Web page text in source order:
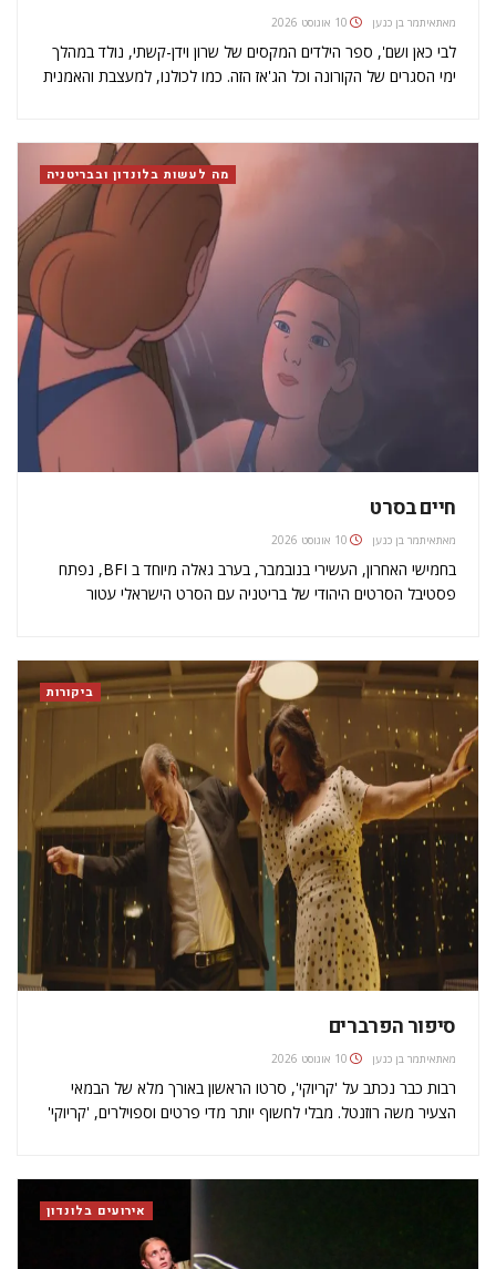
מאתאיתמר בן כנען 10 אוגוסט 2026
לבי כאן ושם', ספר הילדים המקסים של שרון וידן-קשתי, נולד במהלך
ימי הסגרים של הקורונה וכל הג'אז הזה. כמו לכולנו, למעצבת והאמנית
מה לעשות בלונדון ובבריטניה
חיים בסרט
מאתאיתמר בן כנען 10 אוגוסט 2026
בחמישי האחרון, העשירי בנובמבר, בערב גאלה מיוחד ב BFI, נפתח
פסטיבל הסרטים היהודי של בריטניה עם הסרט הישראלי עטור
העשרים בנובמבר) הפסטיבל מקרין…
ביקורות
סיפור הפרברים
מאתאיתמר בן כנען 10 אוגוסט 2026
רבות כבר נכתב על 'קריוקי', סרטו הראשון באורך מלא של הבמאי
הצעיר משה רוזנטל. מבלי לחשוף יותר מדי פרטים וספוילרים, 'קריוקי'
אירועים בלונדון